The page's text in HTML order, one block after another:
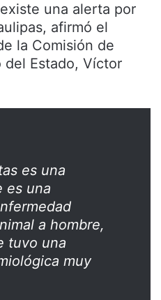
una alerta por
afirmó el
la Comisión de
del Estado, Víctor
es una
es una
a hombre,
tuvo una
muy